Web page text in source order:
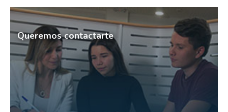
Queremos contactarte